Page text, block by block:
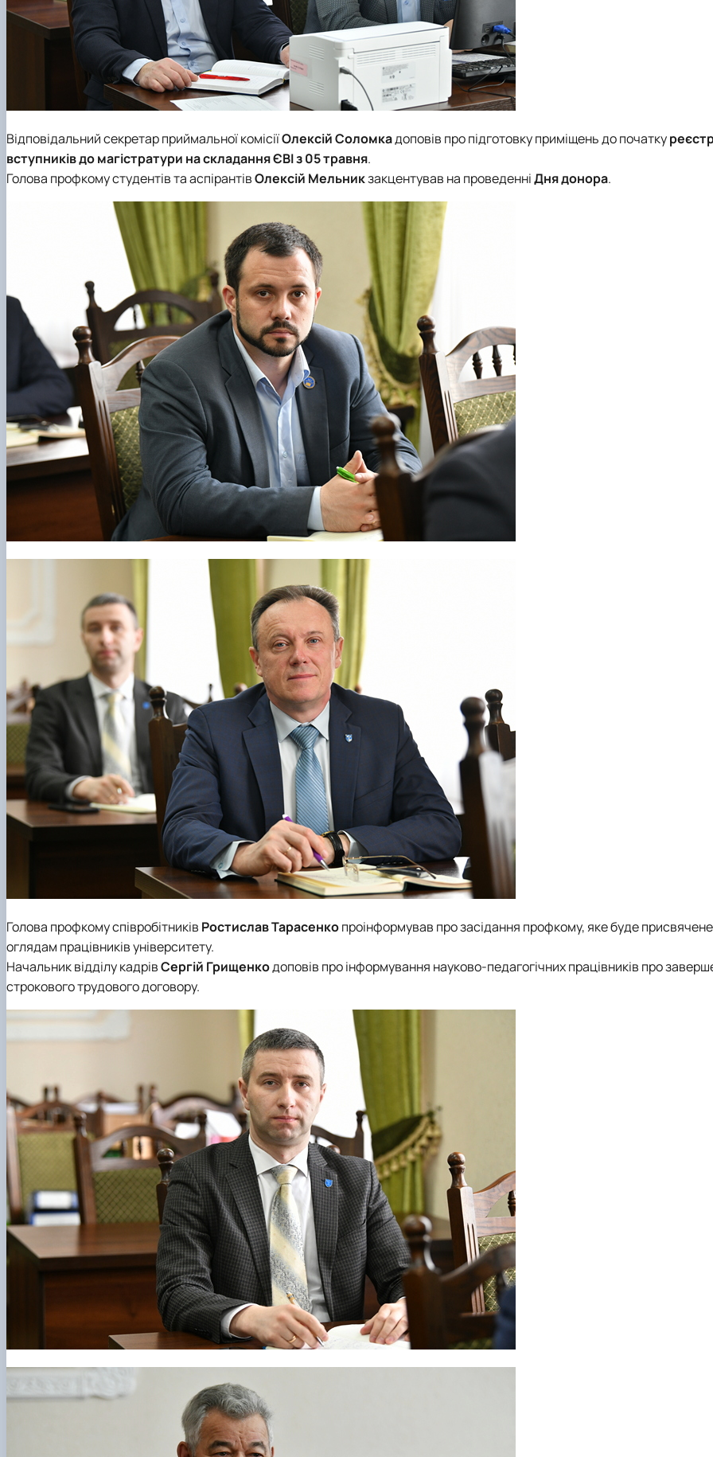
Відповідальний секретар приймальної комісіїОлексій Соломкадоповів про підготовку приміщень до початку
вступників до магістратури на складання ЄВІ з05 травня.
Голова профкому студентів та аспірантівОлексій Мельникзакцентував на проведенніДня донора.
Голова профкому співробітників Ростислав Тарасенкопроінформував про засідання профкому, яке буде
оглядам працівників університету.
Начальник відділу кадрівСергій Грищенкодоповів про інформування науково-педагогічних працівників про
строкового трудового договору.